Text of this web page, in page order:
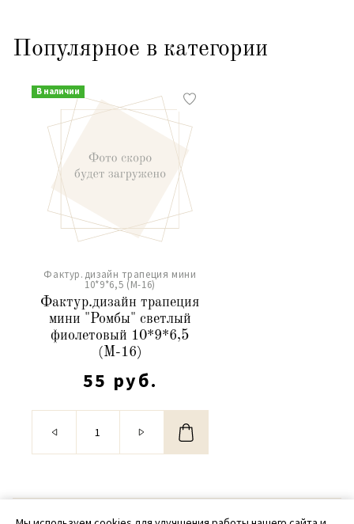
Популярное в категории
В наличии
Фактур.дизайн трапеция мини
10*9*6,5 (М-16)
Фактур.дизайн трапеция
мини "Ромбы" светлый
фиолетовый 10*9*6,5
(М-16)
55 руб.
© 2020 - 2026 SamPack